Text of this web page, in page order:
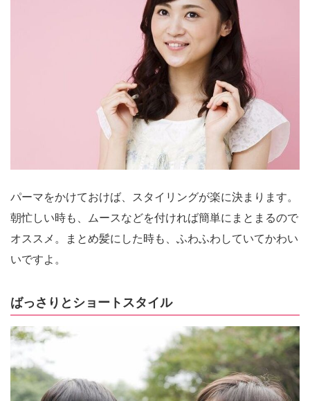
パーマをかけておけば、スタイリングが楽に決まります。
朝忙しい時も、ムースなどを付ければ簡単にまとまるので
オススメ。まとめ髪にした時も、ふわふわしていてかわい
いですよ。
ばっさりとショートスタイル